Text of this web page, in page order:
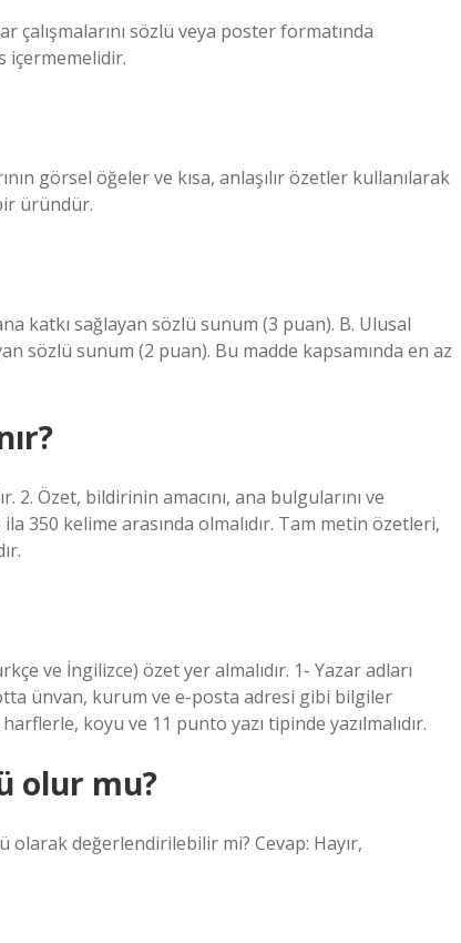
sözlü veya poster formatında
içermemelidir.
görsel öğeler ve kısa, anlaşılır özetler kullanılarak
üründür.
katkı sağlayan sözlü sunum (3 puan). B. Ulusal
sözlü sunum (2 puan). Bu madde kapsamında en az
2. Özet, bildirinin amacını, ana bulgularını ve
350 kelime arasında olmalıdır. Tam metin özetleri,
ve İngilizce) özet yer almalıdır. 1- Yazar adları
ünvan, kurum ve e-posta adresi gibi bilgiler
koyu ve 11 punto yazı tipinde yazılmalıdır.
olur mu?
değerlendirilebilir mi? Cevap: Hayır,